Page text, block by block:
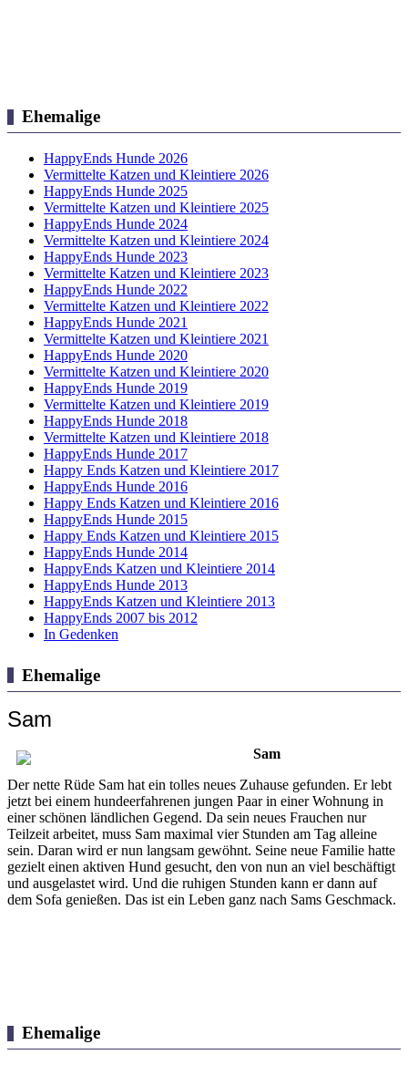
Ehemalige
HappyEnds Hunde 2026
Vermittelte Katzen und Kleintiere 2026
HappyEnds Hunde 2025
Vermittelte Katzen und Kleintiere 2025
HappyEnds Hunde 2024
Vermittelte Katzen und Kleintiere 2024
HappyEnds Hunde 2023
Vermittelte Katzen und Kleintiere 2023
HappyEnds Hunde 2022
Vermittelte Katzen und Kleintiere 2022
HappyEnds Hunde 2021
Vermittelte Katzen und Kleintiere 2021
HappyEnds Hunde 2020
Vermittelte Katzen und Kleintiere 2020
HappyEnds Hunde 2019
Vermittelte Katzen und Kleintiere 2019
HappyEnds Hunde 2018
Vermittelte Katzen und Kleintiere 2018
HappyEnds Hunde 2017
Happy Ends Katzen und Kleintiere 2017
HappyEnds Hunde 2016
Happy Ends Katzen und Kleintiere 2016
HappyEnds Hunde 2015
Happy Ends Katzen und Kleintiere 2015
HappyEnds Hunde 2014
HappyEnds Katzen und Kleintiere 2014
HappyEnds Hunde 2013
HappyEnds Katzen und Kleintiere 2013
HappyEnds 2007 bis 2012
In Gedenken
Ehemalige
Sam
Sam
Der nette Rüde Sam hat ein tolles neues Zuhause gefunden. Er lebt
jetzt bei einem hundeerfahrenen jungen Paar in einer Wohnung in
einer schönen ländlichen Gegend. Da sein neues Frauchen nur
Teilzeit arbeitet, muss Sam maximal vier Stunden am Tag alleine
sein. Daran wird er nun langsam gewöhnt. Seine neue Familie hatte
gezielt einen aktiven Hund gesucht, den von nun an viel beschäftigt
und ausgelastet wird. Und die ruhigen Stunden kann er dann auf
dem Sofa genießen. Das ist ein Leben ganz nach Sams Geschmack.
Ehemalige